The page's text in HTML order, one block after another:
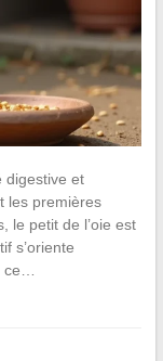
digestive et
les premières
le petit de l’oie est
s’oriente